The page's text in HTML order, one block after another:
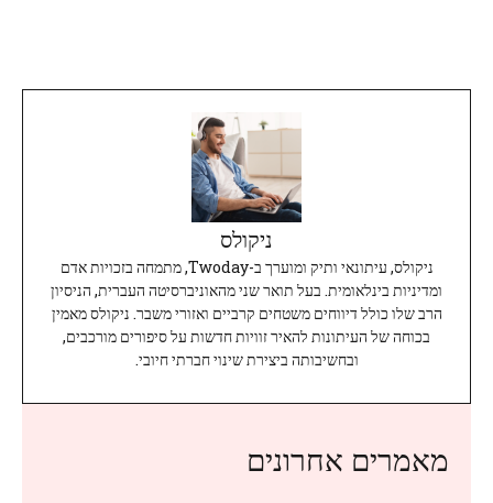
ניקולס
ניקולס, עיתונאי ותיק ומוערך ב-Twoday, מתמחה בזכויות אדם
ומדיניות בינלאומית. בעל תואר שני מהאוניברסיטה העברית, הניסיון
הרב שלו כולל דיווחים משטחים קרביים ואזורי משבר. ניקולס מאמין
בכוחה של העיתונות להאיר זוויות חדשות על סיפורים מורכבים,
ובחשיבותה ביצירת שינוי חברתי חיובי.
מאמרים אחרונים